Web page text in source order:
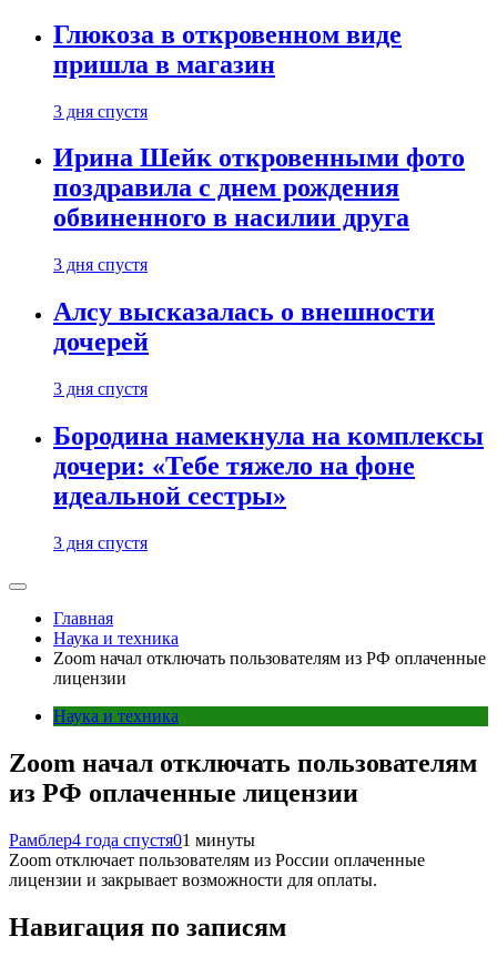
Глюкоза в откровенном виде
пришла в магазин
3 дня спустя
Ирина Шейк откровенными фото
поздравила с днем рождения
обвиненного в насилии друга
3 дня спустя
Алсу высказалась о внешности
дочерей
3 дня спустя
Бородина намекнула на комплексы
дочери: «Тебе тяжело на фоне
идеальной сестры»
3 дня спустя
Главная
Наука и техника
Zoom начал отключать пользователям из РФ оплаченные
лицензии
Наука и техника
Zoom начал отключать пользователям
из РФ оплаченные лицензии
Рамблер4 года спустя01 минуты
Zoom отключает пользователям из России оплаченные
лицензии и закрывает возможности для оплаты.
Навигация по записям